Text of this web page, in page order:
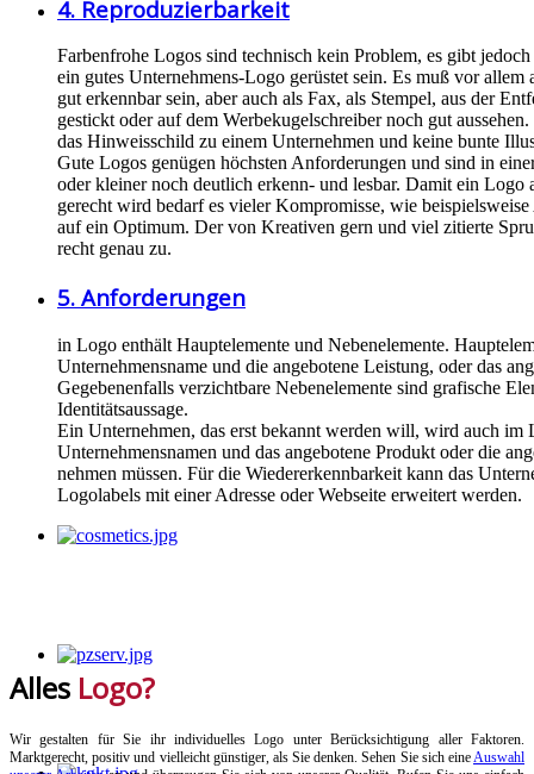
4. Reproduzierbarkeit
Farbenfrohe Logos sind technisch kein Problem, es gibt
ein gutes Unternehmens-Logo gerüstet sein. Es muß vor
gut erkennbar sein, aber auch als Fax, als Stempel, aus der
gestickt oder auf dem Werbekugelschreiber noch gut
das Hinweisschild zu einem Unternehmen und keine bunte
Gute Logos genügen höchsten Anforderungen und sind in
oder kleiner noch deutlich erkenn- und lesbar. Damit ein Logo
gerecht wird bedarf es vieler Kompromisse, wie
auf ein Optimum. Der von Kreativen gern und viel zitierte
recht genau zu.
5. Anforderungen
in Logo enthält Hauptelemente und Nebenelemente.
Unternehmensname und die angebotene Leistung, oder das
Gegebenenfalls verzichtbare Nebenelemente sind grafische
Identitätsaussage.
Ein Unternehmen, das erst bekannt werden will, wird auch im
Unternehmensnamen und das angebotene Produkt oder die
nehmen müssen. Für die Wiedererkennbarkeit kann das
Logolabels mit einer Adresse oder Webseite erweitert werden.
Alles Logo?
Wir gestalten für Sie ihr individuelles Logo unter Berücksichtigung aller Faktoren.
Marktgerecht, positiv und vielleicht günstiger, als Sie denken. Sehen Sie sich eine Auswahl